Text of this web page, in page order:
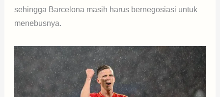
sehingga Barcelona masih harus bernegosiasi untuk
menebusnya.